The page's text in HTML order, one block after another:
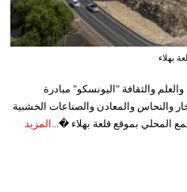
بهلاء
والثقافة "اليونسكو" مبادرة
والنحاس والمعادن والصناعات الخشبية
المحلي بموقع قلعة بهلاء �... المزيد